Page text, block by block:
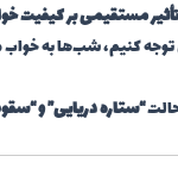
مستقیمی بر کیفیت
کنیم، شب‌ها به
“ستاره دریایی” و